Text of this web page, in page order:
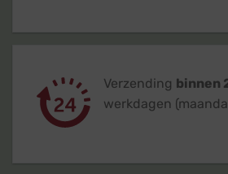
Verzending binnen
werkdagen